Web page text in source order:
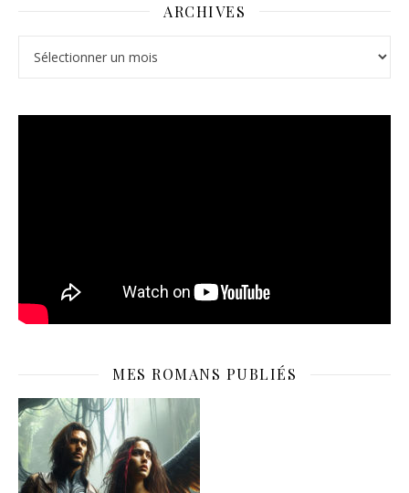
ARCHIVES
MES ROMANS PUBLIÉS